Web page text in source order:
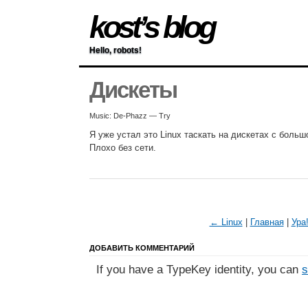
kost’s blog
Hello, robots!
Дискеты
Music: De-Phazz — Try
Я уже устал это Linux таскать на дискетах с
Плохо без сети.
← Linux| Главная|
ДОБАВИТЬ КОММЕНТАРИЙ
If you have a TypeKey identity, you can